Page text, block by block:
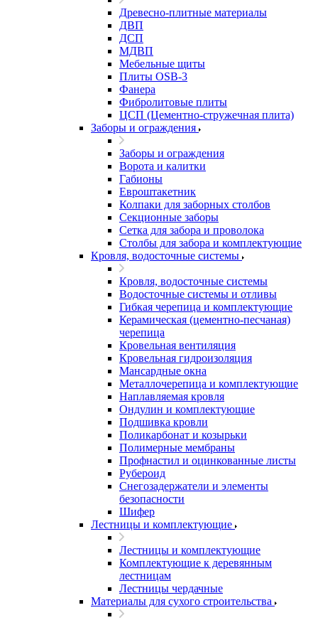
Древесно-плитные материалы
ДВП
ДСП
МДВП
Мебельные щиты
Плиты OSB-3
Фанера
Фибролитовые плиты
ЦСП (Цементно-стружечная плита)
Заборы и ограждения
Заборы и ограждения
Ворота и калитки
Габионы
Евроштакетник
Колпаки для заборных столбов
Секционные заборы
Сетка для забора и проволока
Столбы для забора и комплектующие
Кровля, водосточные системы
Кровля, водосточные системы
Водосточные системы и отливы
Гибкая черепица и комплектующие
Керамическая (цементно-песчаная)
черепица
Кровельная вентиляция
Кровельная гидроизоляция
Мансардные окна
Металлочерепица и комплектующие
Наплавляемая кровля
Ондулин и комплектующие
Подшивка кровли
Поликарбонат и козырьки
Полимерные мембраны
Профнастил и оцинкованные листы
Рубероид
Снегозадержатели и элементы
безопасности
Шифер
Лестницы и комплектующие
Лестницы и комплектующие
Комплектующие к деревянным
лестницам
Лестницы чердачные
Материалы для сухого строительства